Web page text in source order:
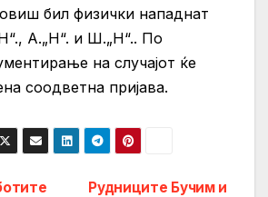
бил физички нападнат
А.„Н“. и Ш.„Н“.. По
на случајот ќе
соодветна пријава.
Рудниците Бучим и